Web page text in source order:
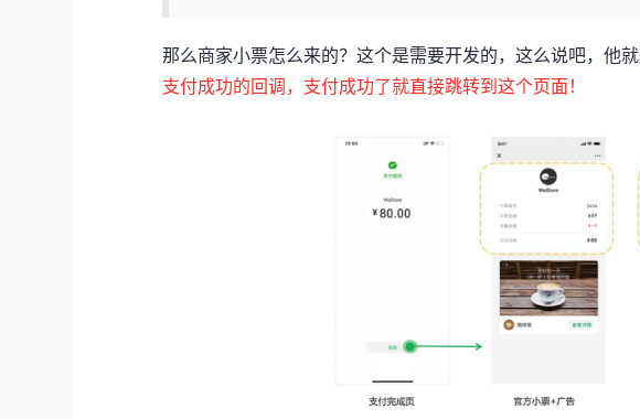
那么商家小票怎么来的？这个是需要开发的，这么说吧，他
支付成功的回调，支付成功了就直接跳转到这个页面！